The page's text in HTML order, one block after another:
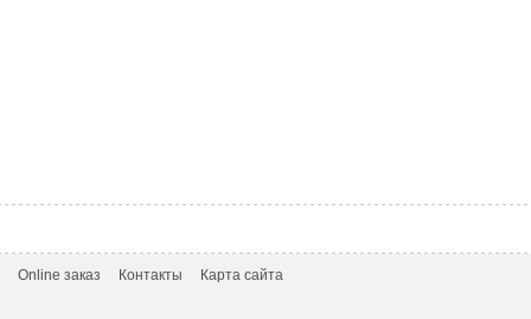
Online заказ Контакты Карта сайта